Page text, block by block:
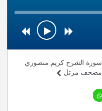
سورة الشرح كريم منصوري
مصحف مرتل